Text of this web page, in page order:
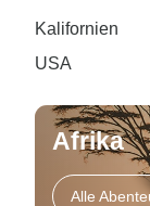
Kalifornien
USA
Afrika
Alle